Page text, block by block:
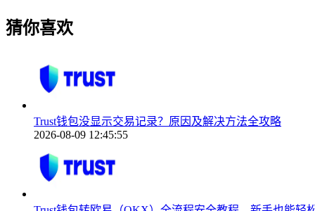
猜你喜欢
Trust钱包没显示交易记录？原因及解决方法全攻略
2026-08-09 12:45:55